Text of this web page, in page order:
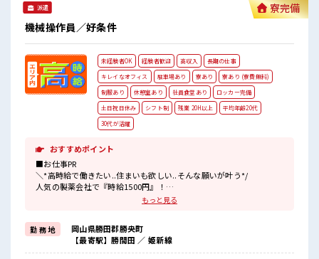
派遣
機械操作員／好条件
寮完備
未経験者OK 経験者歓迎 高収入
長期の仕事
キレイなオフィス
駐車場あり 寮あり
寮あり (寮費無料)
制服あり
休憩室あり 社員食堂あり
ロッカー完備
土日祝日休み
シフト制 残業 20H以上
平均年齢20代
30代が活躍
おすすめポイント
■お仕事PR
＼*高時給で働きたい..住まいも欲しい..そんな願いが叶う*/
人気の製薬会社で『時給1500円』！
寮費は『無料』のため出費もおさえられます♪
駐車場完備でマイカー持ち込みOK！
赴任時は現地までの移動交通費支給！
＼*工場のお仕事に挑戦したいけど環境(きたない・汚れる)に不安…
もっと見る
勤 務 地
岡山県勝田郡勝央町
【最寄駅】勝間田 ／ 姫新線